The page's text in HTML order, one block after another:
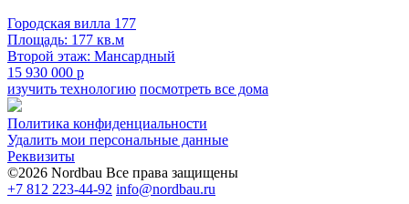
Городская вилла 177
Площадь: 177 кв.м
Второй этаж: Мансардный
15 930 000 р
изучить технологию посмотреть все дома
Политика конфиденциальности
Удалить мои персональные данные
Реквизиты
©2026 Nordbau Все права защищены
+7 812 223-44-92 info@nordbau.ru